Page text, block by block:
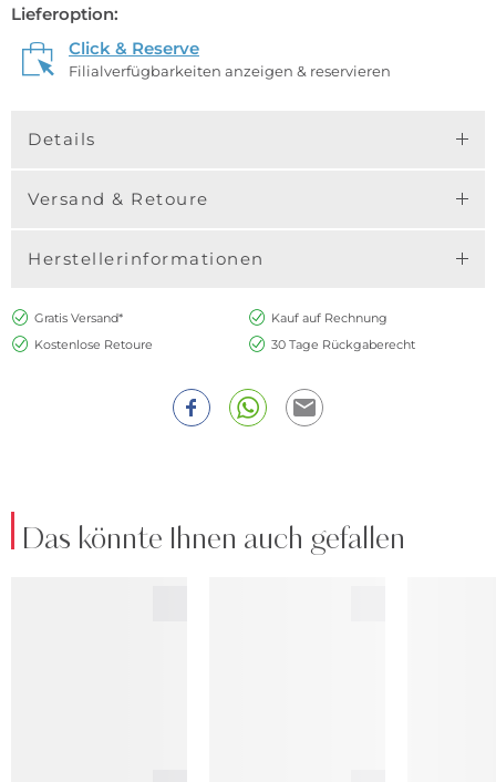
Lieferoption:
Click & Reserve
Filialverfügbarkeiten anzeigen & reservieren
Details
Versand & Retoure
Herstellerinformationen
Gratis Versand*
Kauf auf Rechnung
Kostenlose Retoure
30 Tage Rückgaberecht
Das könnte Ihnen auch gefallen